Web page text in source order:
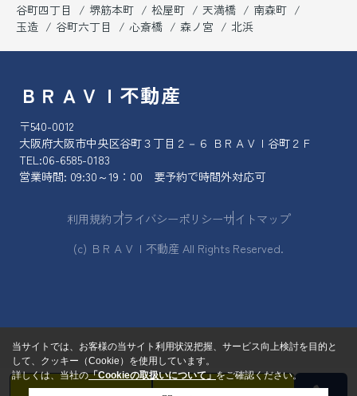
谷町四丁目
堺筋本町 松屋町 天満橋
南森町
玉造
谷町六丁目 心斎橋 森ノ宮 北浜
ＢＲＡＶＩ不動産
〒540-0012
大阪府大阪市中央区谷町３丁目２－６ ＢＲＡＶＩ谷町２Ｆ
TEL:06-6585-0183
営業時間: 09:30～19：00 要予約で時間外対応可
利用規約プライバシーポリシーサイトマップ
(c) ＢＲＡＶＩ不動産 All Rights Reserved.
当サイトでは、お客様の当サイト利用状況把握、サービス向上検討を目的と
して、クッキー（Cookie）を使用しています。
詳しくは、当社の「Cookieの取扱いについて」をご確認ください。